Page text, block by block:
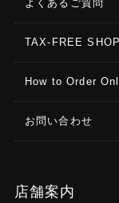
よくあるご質問
TAX-FREE
How to Order
お問い合わせ
店舗案内